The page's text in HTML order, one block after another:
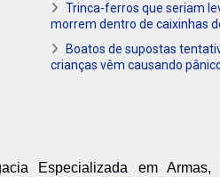
Trinca-ferros que seriam
morrem dentro de caixinhas
Boatos de supostas
crianças vêm causando
Especializada em Armas,